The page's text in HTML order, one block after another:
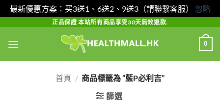
最新優惠方案：买3送1、6送2、9送3（請聯繫客服） 忽略
content
正品保證 本站所有商品享受30天無效退款.
0
首頁 / 商品標籤為 “藍P必利吉”
篩選